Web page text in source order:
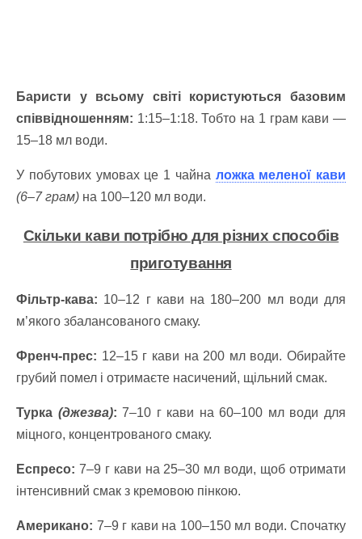
Баристи у всьому світі користуються базовим
співвідношенням: 1:15–1:18. Тобто на 1 грам кави —
15–18 мл води.
У побутових умовах це 1 чайна ложка меленої кави
(6–7 грам) на 100–120 мл води.
Скільки кави потрібно для різних способів
приготування
Фільтр-кава: 10–12 г кави на 180–200 мл води для
м’якого збалансованого смаку.
Френч-прес: 12–15 г кави на 200 мл води. Обирайте
грубий помел і отримаєте насичений, щільний смак.
Турка (джезва): 7–10 г кави на 60–100 мл води для
міцного, концентрованого смаку.
Еспресо: 7–9 г кави на 25–30 мл води, щоб отримати
інтенсивний смак з кремовою пінкою.
Американо: 7–9 г кави на 100–150 мл води. Спочатку